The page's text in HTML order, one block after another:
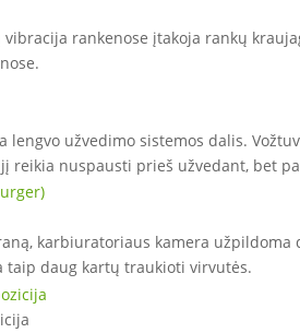
rankenose įtakoja rankų
lengvo užvedimo sistemos dalis.
reikia nuspausti prieš užvedant, bet
karbiuratoriaus kamera
taip daug kartų traukioti virvutės.